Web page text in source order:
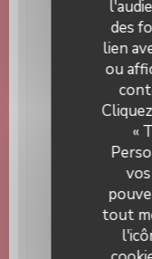
des
lien
ou
«
tout
Pâtes,
Hôtel
Repas
Anniversaires,
Communions,
fille, Happy
Fléchettes,
jours fériés,
Terrasse